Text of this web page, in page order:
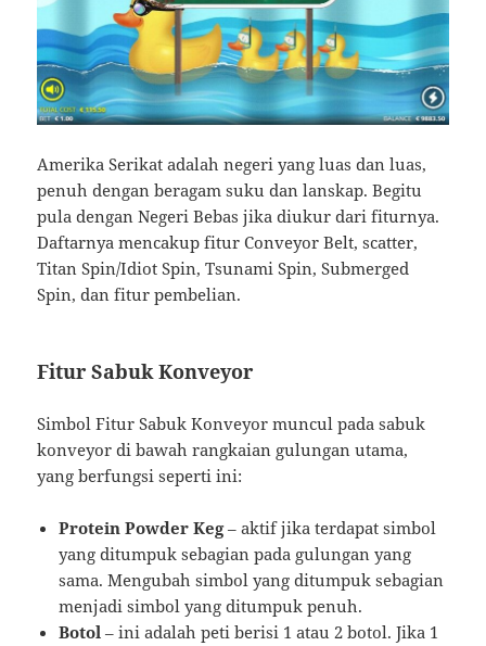
Amerika Serikat adalah negeri yang luas dan luas,
penuh dengan beragam suku dan lanskap. Begitu
pula dengan Negeri Bebas jika diukur dari fiturnya.
Daftarnya mencakup fitur Conveyor Belt, scatter,
Titan Spin/Idiot Spin, Tsunami Spin, Submerged
Spin, dan fitur pembelian.
Fitur Sabuk Konveyor
Simbol Fitur Sabuk Konveyor muncul pada sabuk
konveyor di bawah rangkaian gulungan utama,
yang berfungsi seperti ini:
Protein Powder Keg– aktif jika terdapat simbol
yang ditumpuk sebagian pada gulungan yang
sama. Mengubah simbol yang ditumpuk sebagian
menjadi simbol yang ditumpuk penuh.
Botol – ini adalah peti berisi 1 atau 2 botol. Jika 1